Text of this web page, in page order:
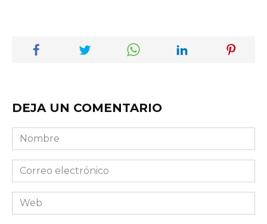
DEJA UN COMENTARIO
Nombre
Correo
electrónico
Web